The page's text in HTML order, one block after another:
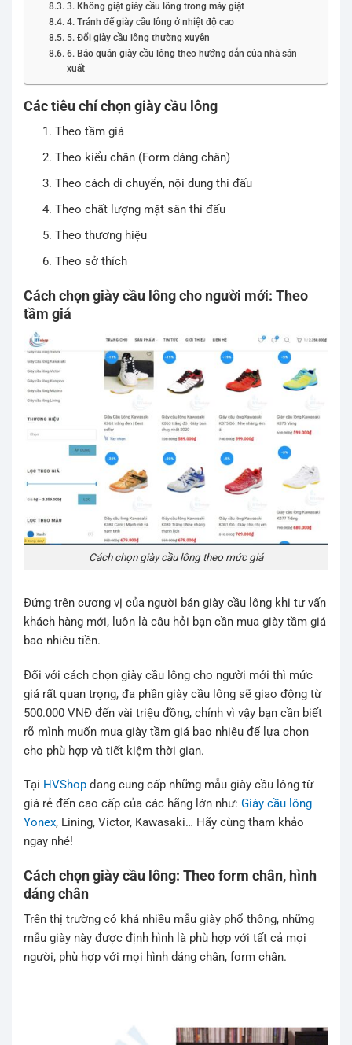
3. Không giặt giày cầu lông trong máy giặt
4. Tránh để giày cầu lông ở nhiệt độ cao
5. Đổi giày cầu lông thường xuyên
6. Bảo quản giày cầu lông theo hướng dẫn của nhà sản
xuất
Các tiêu chí chọn giày cầu lông
Theo tầm giá
Theo kiểu chân (Form dáng chân)
Theo cách di chuyển, nội dung thi đấu
Theo chất lượng mặt sân thi đấu
Theo thương hiệu
Theo sở thích
Cách chọn giày cầu lông cho người mới: Theo
tầm giá
Cách chọn giày cầu lông theo mức giá
Đứng trên cương vị của người bán giày cầu lông khi tư vấn
khách hàng mới, luôn là câu hỏi bạn cần mua giày tầm giá
bao nhiêu tiền.
Đối với cách chọn giày cầu lông cho người mới thì mức
giá rất quan trọng, đa phần giày cầu lông sẽ giao động từ
500.000 VNĐ đến vài triệu đồng, chính vì vậy bạn cần biết
rõ mình muốn mua giày tầm giá bao nhiêu để lựa chọn
cho phù hợp và tiết kiệm thời gian.
Tại HVShop đang cung cấp những mẫu giày cầu lông từ
giá rẻ đến cao cấp của các hãng lớn như: Giày cầu lông
Yonex, Lining, Victor, Kawasaki… Hãy cùng tham khảo
ngay nhé!
Cách chọn giày cầu lông: Theo form chân, hình
dáng chân
Trên thị trường có khá nhiều mẫu giày phổ thông, những
mẫu giày này được định hình là phù hợp với tất cả mọi
người, phù hợp với mọi hình dáng chân, form chân.